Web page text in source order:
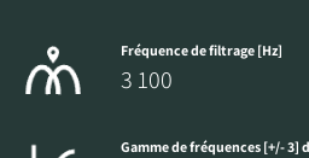
Fréquence de filtrage [Hz]
3 100
Gamme de fréquences [+/- 3]